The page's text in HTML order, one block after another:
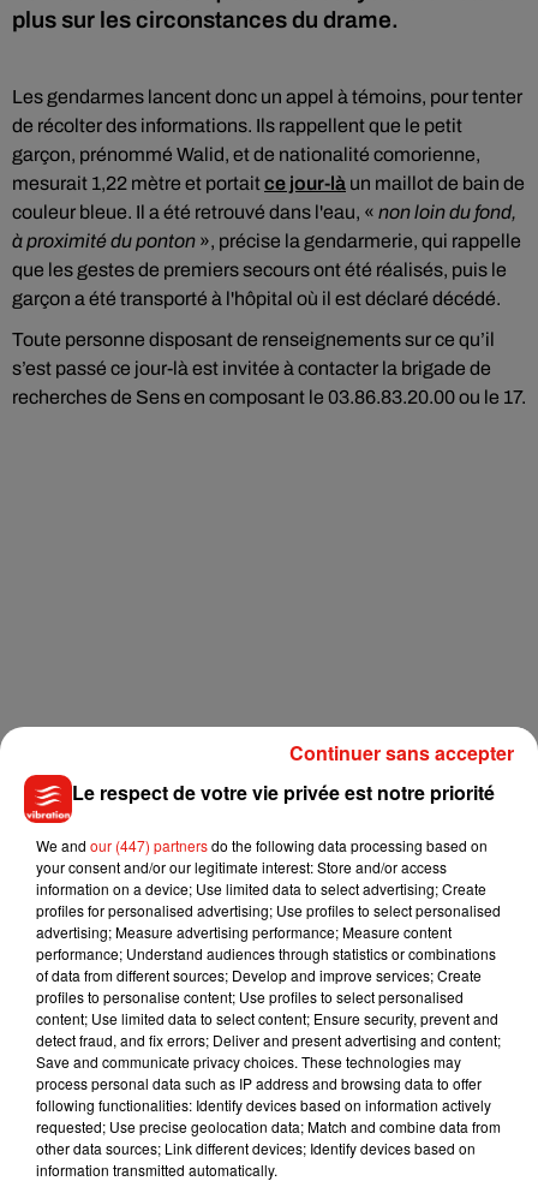
plus sur les circonstances du drame.
Les gendarmes lancent donc un appel à témoins, pour tenter
de récolter des informations. Ils rappellent que le petit
garçon, prénommé Walid, et de nationalité comorienne,
mesurait 1,22 mètre et portaitce jour-là un maillot de bain de
couleur bleue. Il a été retrouvé dans l'eau, « non loin du fond,
à proximité du ponton », précise la gendarmerie, qui rappelle
que les gestes de premiers secours ont été réalisés, puis le
garçon a été transporté à l'hôpital où il est déclaré décédé.
Toute personne disposant de renseignements sur ce qu’il
s’est passé ce jour-là est invitée à contacter la brigade de
recherches de Sens en composant le 03.86.83.20.00 ou le 17.
Musique
5 août 2026
Benny Blanco invite Selena Gomez et
Becky G sur son nouveau single
Le respect de votre vie privée est notre priorité
We and our (447) partnersdo the following data processing based on
your consent and/or our legitimate interest: Store and/or access
information on a device; Use limited data to select advertising; Create
profiles for personalised advertising; Use profiles to select personalised
advertising; Measure advertising performance; Measure content
performance; Understand audiences through statistics or combinations
of data from different sources; Develop and improve services; Create
profiles to personalise content; Use profiles to select personalised
content; Use limited data to select content; Ensure security, prevent and
detect fraud, and fix errors; Deliver and present advertising and content;
Save and communicate privacy choices. These technologies may
process personal data such as IP address and browsing data to offer
following functionalities: Identify devices based on information actively
requested; Use precise geolocation data; Match and combine data from
other data sources; Link different devices; Identify devices based on
information transmitted automatically.
Continuer sans accepter